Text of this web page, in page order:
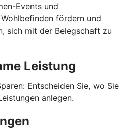
Events und
fördern und
sich mit der Belegschaft zu
Leistung
Entscheiden Sie, wo Sie
anlegen.